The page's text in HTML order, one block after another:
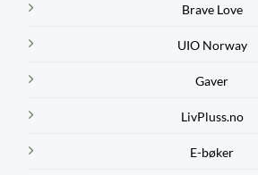
Brave Love
UIO Norway
Gaver
LivPluss.no
E-bøker